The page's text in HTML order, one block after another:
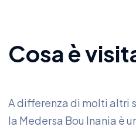
Cosa è
A differenza di molti altri
la Medersa Bou Inania è